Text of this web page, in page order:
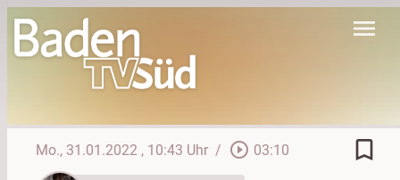
menu
Mo., 31.01.2022 , 10:43 Uhr / play_circle_outline 03:10 bookmark_border